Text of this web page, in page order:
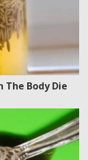
The Body Die